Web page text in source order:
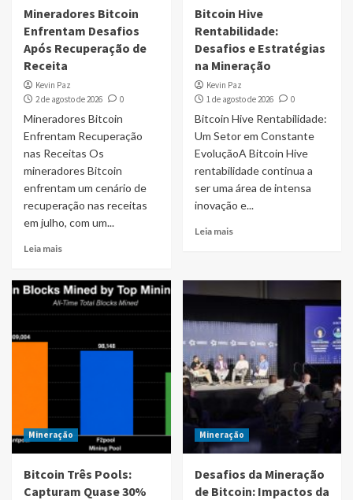
Mineradores Bitcoin
Enfrentam Desafios
Após Recuperação de
Receita
Kevin Paz
2 de agosto de 2026
0
Mineradores Bitcoin
Enfrentam Recuperação
nas Receitas Os
mineradores Bitcoin
enfrentam um cenário de
recuperação nas receitas
em julho, com um...
Leia mais
Bitcoin Hive
Rentabilidade:
Desafios e Estratégias
na Mineração
Kevin Paz
1 de agosto de 2026
0
Bitcoin Hive Rentabilidade:
Um Setor em Constante
EvoluçãoA Bitcoin Hive
rentabilidade continua a
ser uma área de intensa
inovação e...
Leia mais
Mineração
Bitcoin Três Pools:
Capturam Quase 30%
Mineração
Desafios da Mineração
de Bitcoin: Impactos da